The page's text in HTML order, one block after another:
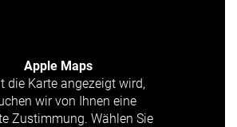
Apple Maps
die Karte angezeigt wird,
wir von Ihnen eine
Zustimmung. Wählen Sie